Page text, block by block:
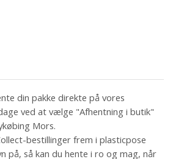
din pakke direkte på vores
ved at vælge "Afhentning i butik"
Mors.
bestillinger frem i plasticpose
på, så kan du hente i ro og mag, når